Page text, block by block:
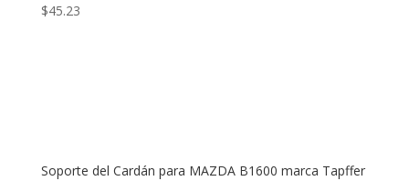
$45.23
Soporte del Cardán para MAZDA B1600 marca Tapffer